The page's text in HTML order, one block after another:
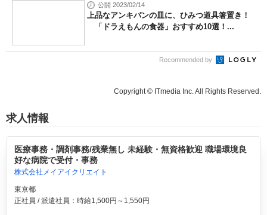
公開 2023/02/14
上品なアンキパンの皿に、ひみつ道具箸置き！
「ドラえもんの食器」おすすめ10選！...
Recommended by
Copyright © ITmedia Inc. All Rights Reserved.
求人情報
医療事務・調剤事務/残業無し 未経験・無資格歓迎 職場環境良
好な病院で受付・事務
株式会社メイアイクリエイト
東京都
正社員 / 派遣社員：時給1,500円～1,550円